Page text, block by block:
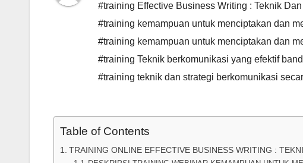
#training Effective Business Writing : Teknik
#training kemampuan untuk menciptakan dan
#training kemampuan untuk menciptakan dan
#training Teknik berkomunikasi yang efektif
#training teknik dan strategi berkomunikasi
Table of Contents
TRAINING ONLINE EFFECTIVE BUSINESS WRITING :